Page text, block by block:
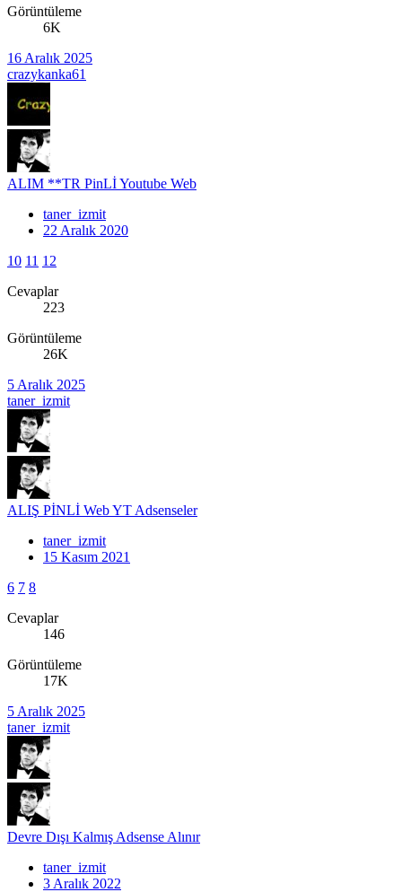
Görüntüleme
6K
16 Aralık 2025
crazykanka61
ALIM **TR PinLİ Youtube Web
taner_izmit
22 Aralık 2020
10 11 12
Cevaplar
223
Görüntüleme
26K
5 Aralık 2025
taner_izmit
ALIŞ PİNLİ Web YT Adsenseler
taner_izmit
15 Kasım 2021
6 7 8
Cevaplar
146
Görüntüleme
17K
5 Aralık 2025
taner_izmit
Devre Dışı Kalmış Adsense Alınır
taner_izmit
3 Aralık 2022